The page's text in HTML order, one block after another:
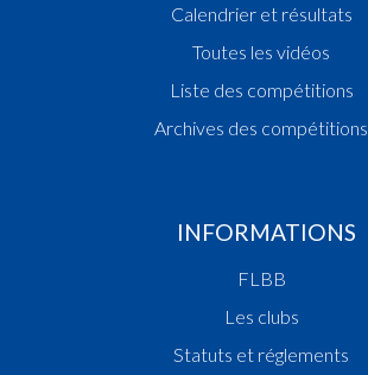
Calendrier et résultats
Toutes les vidéos
Liste des compétitions
Archives des compétitions
INFORMATIONS
FLBB
Les clubs
Statuts et réglements